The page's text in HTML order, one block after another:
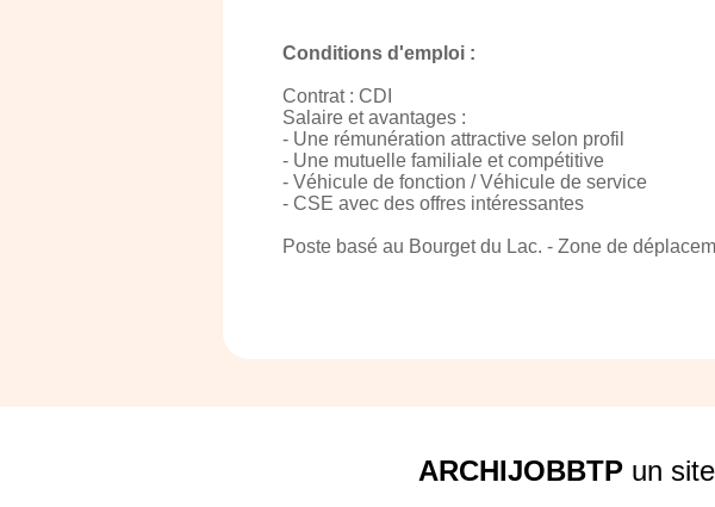
Conditions d'emploi :
Contrat : CDI
Salaire et avantages :
- Une rémunération attractive selon profil
- Une mutuelle familiale et compétitive
- Véhicule de fonction / Véhicule de service
- CSE avec des offres intéressantes
Poste basé au Bourget du Lac. - Zone de
ARCHIJOBBTPun